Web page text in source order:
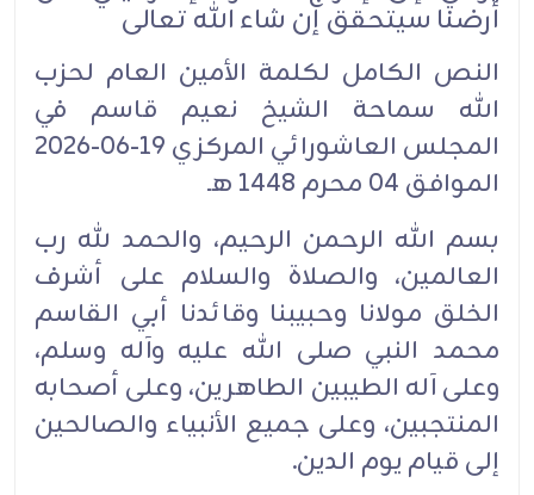
أرضنا سيتحقق إن شاء الله تعالى
النص الكامل لكلمة الأمين العام لحزب
الله سماحة الشيخ نعيم قاسم في
المجلس العاشورائي المركزي 19-06-2026
الموافق 04 محرم 1448 هـ
بسم الله الرحمن الرحيم، والحمد لله رب
العالمين، والصلاة والسلام على أشرف
الخلق مولانا وحبيبنا وقائدنا أبي القاسم
محمد النبي صلى الله عليه وآله وسلم،
وعلى آله الطيبين الطاهرين، وعلى أصحابه
المنتجبين، وعلى جميع الأنبياء والصالحين
إلى قيام يوم الدين.